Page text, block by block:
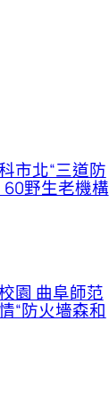
市北“三道防
60野生老機構
園 曲阜師范
“防火墻森和